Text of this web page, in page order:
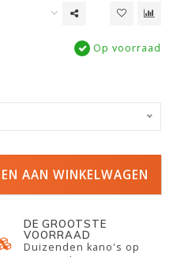
Op voorraad
AAN WINKELWAGEN
DE GROOTSTE
VOORRAAD
Duizenden kano's op